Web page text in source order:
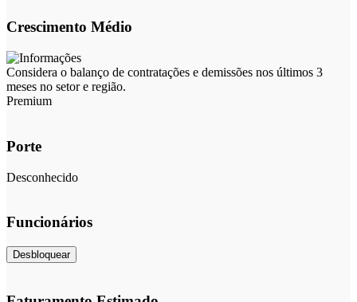
Crescimento Médio
Considera o balanço de contratações e demissões nos últimos 3
meses no setor e região.
Premium
Porte
Desconhecido
Funcionários
Desbloquear